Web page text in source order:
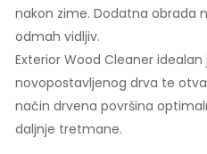
nakon zime. Dodatna obrada
odmah vidljiv.
Exterior Wood Cleaner
novopostavljenog drva te
način drvena površina
daljnje tretmane.